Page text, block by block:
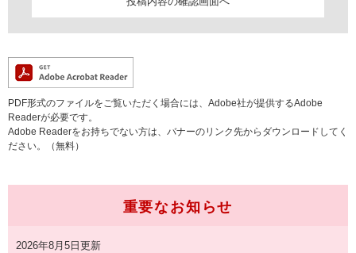
PDF形式のファイルをご覧いただく場合には、Adobe社が提供するAdobe
Readerが必要です。
Adobe Readerをお持ちでない方は、バナーのリンク先からダウンロードしてく
ださい。（無料）
重要なお知らせ
2026年8月5日更新